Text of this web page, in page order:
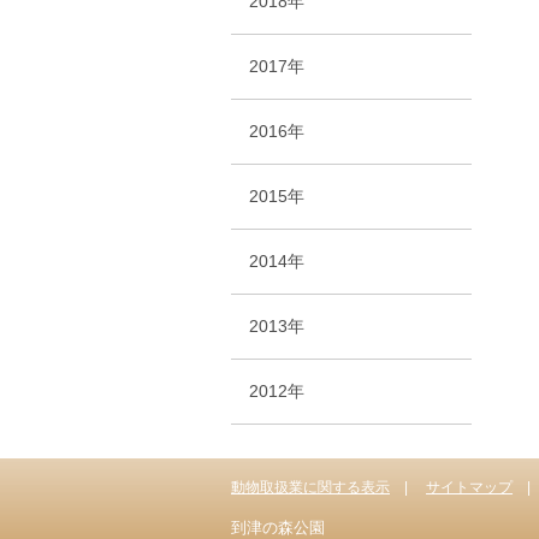
2017年
2016年
2015年
2014年
2013年
2012年
動物取扱業に関する表示 サイトマップ
到津の森公園